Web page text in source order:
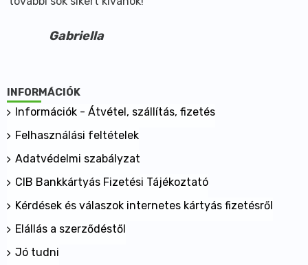
Gabriella
INFORMÁCIÓK
Információk - Átvétel, szállítás, fizetés
Felhasználási feltételek
Adatvédelmi szabályzat
CIB Bankkártyás Fizetési Tájékoztató
Kérdések és válaszok internetes kártyás fizetésről
Elállás a szerződéstől
Jó tudni